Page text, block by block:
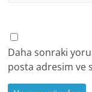
Daha sonraki
posta adresim ve